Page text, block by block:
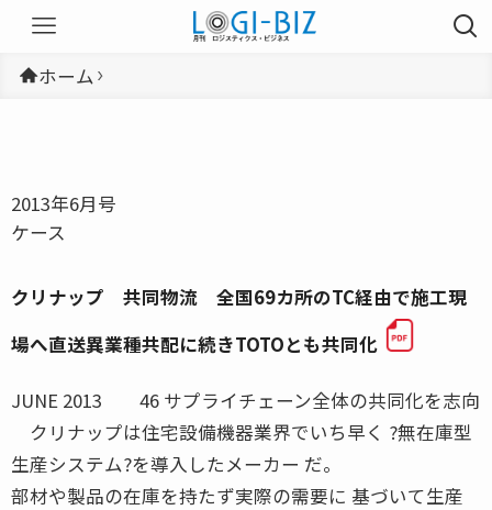
ホーム
2013年6月号
ケース
クリナップ 共同物流 全国69カ所のTC経由で施工現
場へ直送異業種共配に続きTOTOとも共同化
JUNE 2013 46 サプライチェーン全体の共同化を志向
クリナップは住宅設備機器業界でいち早く ?無在庫型
生産システム?を導入したメーカー だ。
部材や製品の在庫を持たず実際の需要に 基づいて生産